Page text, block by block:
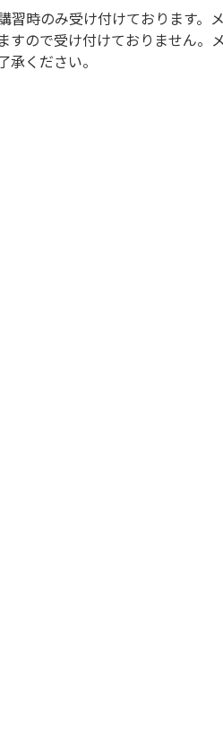
習時のみ受け付けております。
すので受け付けておりません。
承ください。